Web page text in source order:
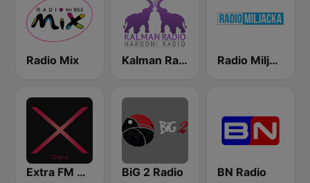
Radio Mix Kalman Radio Radio Miljacka
Extra FM 93.6 BiG 2 Radio BN Radio